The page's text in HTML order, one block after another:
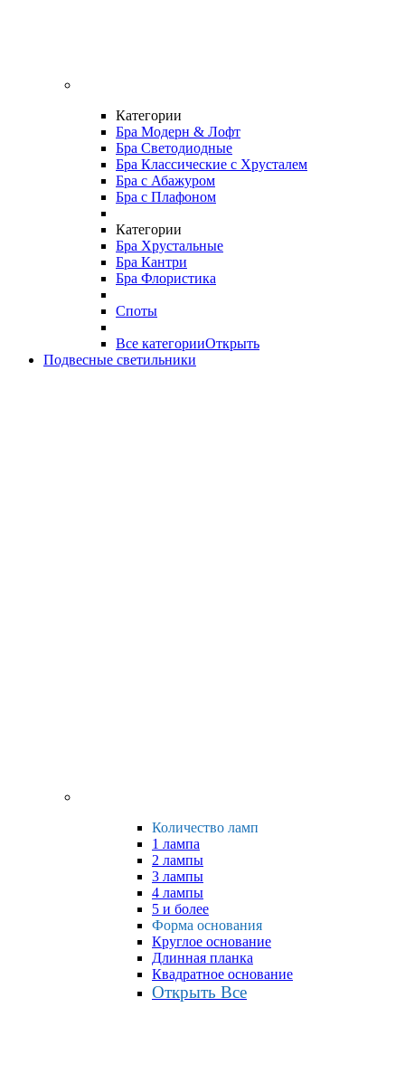
Категории
Бра Модерн & Лофт
Бра Светодиодные
Бра Классические с Хрусталем
Бра с Абажуром
Бра с Плафоном
Категории
Бра Хрустальные
Бра Кантри
Бра Флористика
Споты
Все категорииОткрыть
Подвесные светильники
Количество ламп
1 лампа
2 лампы
3 лампы
4 лампы
5 и более
Форма основания
Круглое основание
Длинная планка
Квадратное основание
Открыть Все